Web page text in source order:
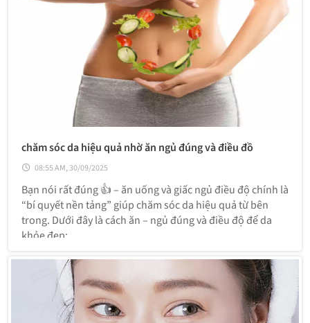
chăm sóc da hiệu quả nhờ ăn ngủ đúng và điều đồ
08:55 AM, 30/09/2025
Bạn nói rất đúng 👍 – ăn uống và giấc ngủ điều độ chính là
“bí quyết nền tảng” giúp chăm sóc da hiệu quả từ bên
trong. Dưới đây là cách ăn – ngủ đúng và điều độ để da
khỏe đẹp: